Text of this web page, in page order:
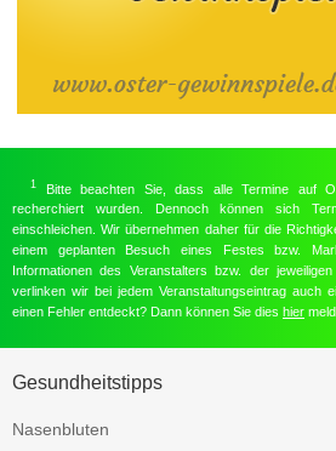
1
Bitte beachten Sie, dass alle Termine auf
recherchiert wurden. Dennoch können sich
einschleichen. Wir übernehmen daher für die
einem geplanten Besuch eines Festes bzw.
Informationen des Veranstalters bzw. der
verlinken wir bei jedem Veranstaltungseintrag auch
einen Fehler entdeckt? Dann können Sie dies hier
Gesundheitstipps
Nasenbluten